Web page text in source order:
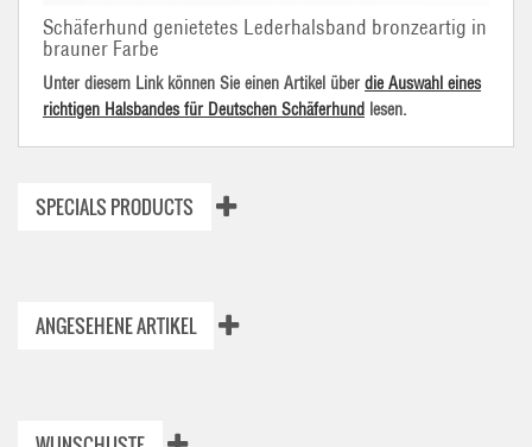
Schäferhund genietetes Lederhalsband bronzeartig in
brauner Farbe
Unter diesem Link können Sie einen Artikel über die Auswahl eines
richtigen Halsbandes für Deutschen Schäferhund lesen.
SPECIALS PRODUCTS
ANGESEHENE ARTIKEL